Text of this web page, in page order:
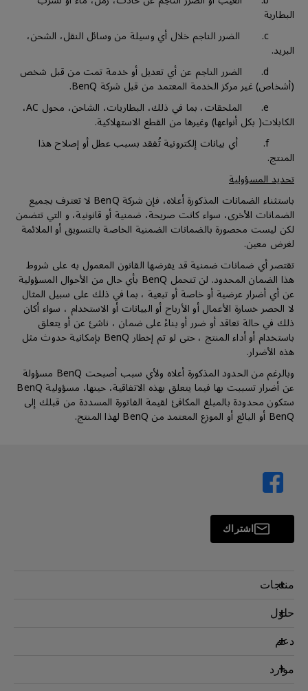
البطارية
c. الضرر الناجم خلال أي وسيلة من وسائل النقل، الشحن،
البريد.
d. الضرر الناجم عن أي تعديل أو خدمة تمت من قبل شخص
(أشخاص) غير مركز الخدمة المعتمد من قبل شركة BenQ.
e. الملحقات، بما في ذلك، البطاريات، الشاحن، محول AC،
الكابلات( بكل أنواعها) وغيرها من القطع الاستهلاكية.
f. أي بيانات إلكترونية تُفقد بسبب عطل أو إصلاح هذا
المنتج.
تحديد المسؤولية
باستثناء الضمانات المذكورة أعلاه، فإن شركة BenQ لا تعترف بجميع
الضمانات الأخرى، سواء كانت صريحة، ضمنية أو قانونية، و التي تتضمن
لكن ليست محصورة بالضمانات الضمنية الخاصة بالتسويق أو الملائمة
لغرض معين.
تقتصر أي ضمانات ضمنية قد يفرضها القانون المعمول به على شروط
هذا الضمان المحدود. لن تتحمل BenQ بأي حال من الأحوال المسؤولية
عن أي أضرار عرضية أو خاصة أو تبعية ، بما في ذلك على سبيل المثال
لا الحصر خسارة الأعمال أو الأرباح أو البيانات أو الاستخدام ، سواء أكان
ذلك في حالة تعاقد أو ضرر أو بناءً على ضمان ، ناشئ عن أو يتعلق
باستخدام أو أداء المنتج ، حتى لو تم إخطار BenQ بإمكانية حدوث مثل
هذه الأضرار.
وبالرغم من الحدود المذكورة أعلاه ولأي سبب أصبحت BenQ مسؤولة
عن أضرار تسببت بها فيما يتعلق بهذه الاتفاقية، حينها، مسؤولية BenQ
ستكون محدودة بالمبلغ المكافئ لقيمة الفاتورة المسددة من قبلك إلى
BenQ أو البائع أو الموزع المعتمد من BenQ لهذا المنتج.
اشتراك
منتجات
بروجكتر
اضاءة
حلول
سفير BenQ AQCOLOR
AQColor
دعم
اتصل بنا
موارد